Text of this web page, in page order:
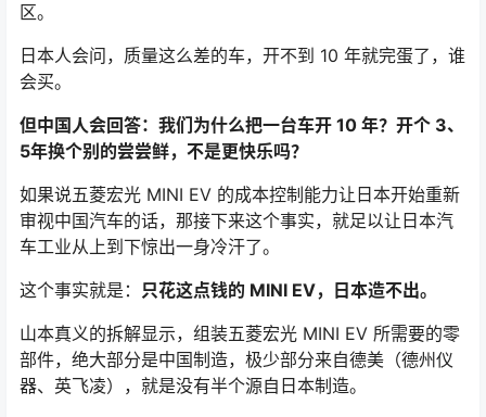
区。
日本人会问，质量这么差的车，开不到 10 年就完蛋了，谁
会买。
但中国人会回答：我们为什么把一台车开 10 年？开个 3、
5年换个别的尝尝鲜，不是更快乐吗？
如果说五菱宏光 MINI EV 的成本控制能力让日本开始重新
审视中国汽车的话，那接下来这个事实，就足以让日本汽
车工业从上到下惊出一身冷汗了。
这个事实就是： 只花这点钱的 MINI EV，日本造不出。
山本真义的拆解显示，组装五菱宏光 MINI EV 所需要的零
部件，绝大部分是中国制造，极少部分来自德美（德州仪
器、英飞凌），就是没有半个源自日本制造。